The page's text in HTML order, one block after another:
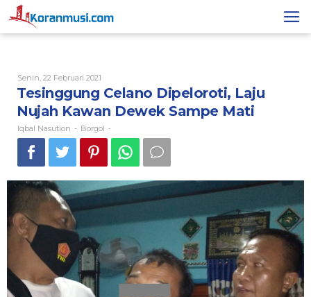
Lewati
ke
konten
Senin, 22 Februari 2021
Iqbal
Nasution
Tesinggung Celano Dipeloroti, Laju
Nujah Kawan Dewek Sampe Mati
Iqbal Nasution - Borgol -